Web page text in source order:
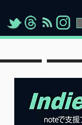
"> "> "> " >